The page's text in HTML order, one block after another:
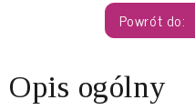
Opis ogólny